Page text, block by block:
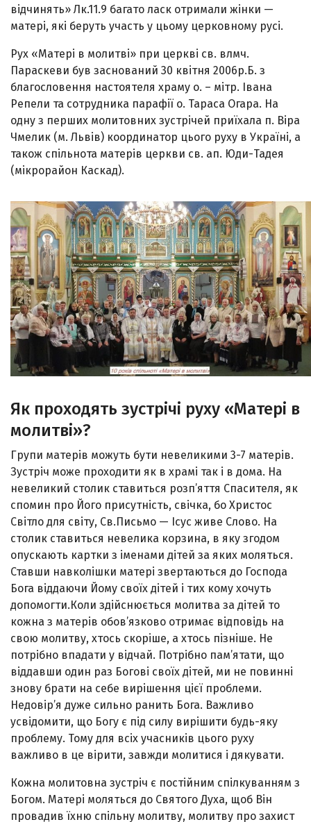
відчинять» Лк.11.9 багато ласк отримали жінки —
матері, які беруть участь у цьому церковному русі.
Рух «Матері в молитві» при церкві св. влмч.
Параскеви був заснований 30 квітня 2006р.Б. з
благословення настоятеля храму о. – мітр. Івана
Репели та сотрудника парафії о. Тараса Огара. На
одну з перших молитовних зустрічей приїхала п. Віра
Чмелик (м. Львів) координатор цього руху в Україні, а
також спільнота матерів церкви св. ап. Юди-Тадея
(мікрорайон Каскад).
Як проходять зустрічі руху «Матері в
молитві»?
Групи матерів можуть бути невеликими 3-7 матерів.
Зустріч може проходити як в храмі так і в дома. На
невеликий столик ставиться розп’яття Спасителя, як
спомин про Його присутність, свічка, бо Христос
Світло для світу, Св.Письмо — Ісус живе Слово. На
столик ставиться невелика корзина, в яку згодом
опускають картки з іменами дітей за яких моляться.
Ставши навколішки матері звертаються до Господа
Бога віддаючи Йому своїх дітей і тих кому хочуть
допомогти.Коли здійснюється молитва за дітей то
кожна з матерів обов’язково отримає відповідь на
свою молитву, хтось скоріше, а хтось пізніше. Не
потрібно впадати у відчай. Потрібно пам’ятати, що
віддавши один раз Богові своїх дітей, ми не повинні
знову брати на себе вирішення цієї проблеми.
Недовір’я дуже сильно ранить Бога. Важливо
усвідомити, що Богу є під силу вирішити будь-яку
проблему. Тому для всіх учасників цього руху
важливо в це вірити, завжди молитися і дякувати.
Кожна молитовна зустріч є постійним спілкуванням з
Богом. Матері моляться до Святого Духа, щоб Він
провадив їхню спільну молитву, молитву про захист